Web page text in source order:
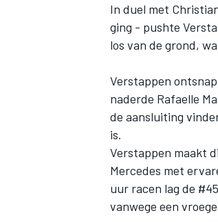
In duel met
ging - pushte
los van de grond,
Verstappen
naderde Rafaelle
de aansluiting
is.
Verstappen maakt
Mercedes met
uur racen lag de
vanwege een